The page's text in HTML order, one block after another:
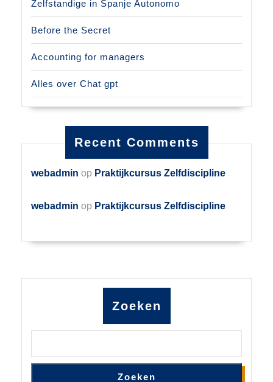
Zelfstandige in Spanje Autonomo
Before the Secret
Accounting for managers
Alles over Chat gpt
Recent Comments
webadmin op Praktijkcursus Zelfdiscipline
webadmin op Praktijkcursus Zelfdiscipline
Zoeken
Zoeken